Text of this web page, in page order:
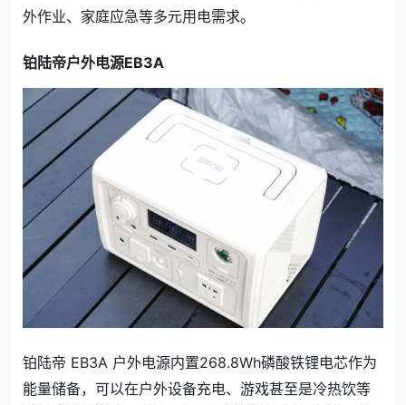
外作业、家庭应急等多元用电需求。
铂陆帝户外电源EB3A
铂陆帝 EB3A 户外电源内置268.8Wh磷酸铁锂电芯作为
能量储备，可以在户外设备充电、游戏甚至是冷热饮等